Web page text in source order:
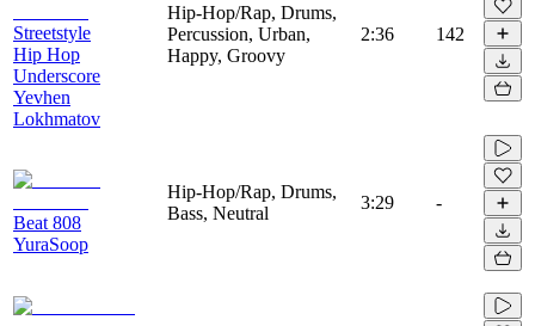
Streetstyle
Hip Hop
Underscore
Yevhen
Lokhmatov
Hip-Hop/Rap, Drums,
Percussion, Urban,
Happy, Groovy
2:36 142
Beat 808
YuraSoop
Hip-Hop/Rap, Drums,
Bass, Neutral
3:29 -